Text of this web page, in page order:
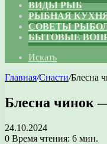
ВИДЫ РЫБ
РЫБНАЯ
СОВЕТЫ
БЫТОВЫЕ
Искать
Главная/Снасти/Блесна
Блесна чинок
24.10.2024
0 Время чтения: 6 мин.